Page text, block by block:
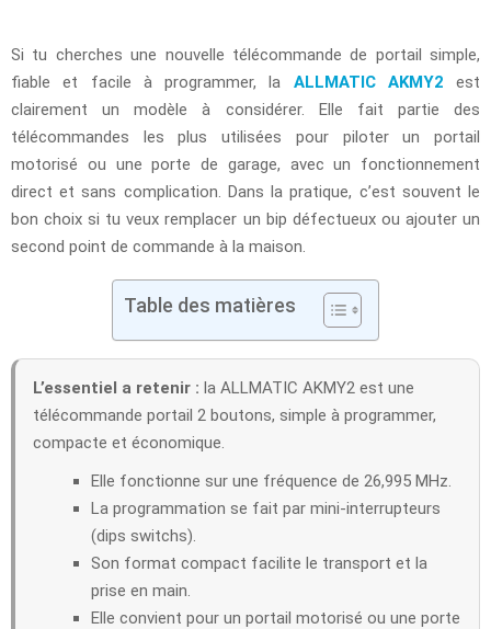
Si tu cherches une nouvelle télécommande de portail simple,
fiable et facile à programmer, la ALLMATIC AKMY2 est
clairement un modèle à considérer. Elle fait partie des
télécommandes les plus utilisées pour piloter un portail
motorisé ou une porte de garage, avec un fonctionnement
direct et sans complication. Dans la pratique, c’est souvent le
bon choix si tu veux remplacer un bip défectueux ou ajouter un
second point de commande à la maison.
Table des matières
L’essentiel a retenir : la ALLMATIC AKMY2 est une
télécommande portail 2 boutons, simple à programmer,
compacte et économique.
Elle fonctionne sur une fréquence de 26,995 MHz.
La programmation se fait par mini-interrupteurs
(dips switchs).
Son format compact facilite le transport et la
prise en main.
Elle convient pour un portail motorisé ou une porte